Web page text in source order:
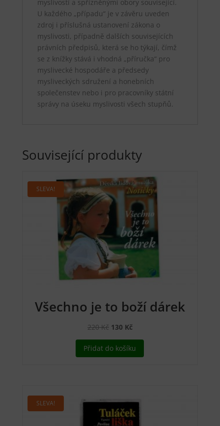
myslivostí a spřízněnými obory související.
U každého „případu“ je v závěru uveden
zdroj i příslušná ustanovení zákona o
myslivosti, případně dalších souvisejících
právních předpisů, která se ho týkají, čímž
se z knížky stává i vhodná „příručka“ pro
myslivecké hospodáře a předsedy
mysliveckých sdružení a honebních
společenstev nebo i pro pracovníky státní
správy na úseku myslivosti všech stupňů.
Související produkty
SLEVA!
Všechno je to boží dárek
220Kč Původní
cena
byla:
130 KčAktuální
cena
je:
Přidat do košíku
SLEVA!